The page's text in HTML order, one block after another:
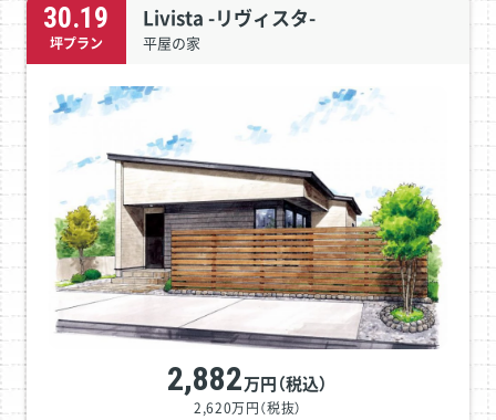
30.19
坪プラン
Livista -リヴィスタ-
平屋の家
2,882万円（税込）
2,620万円（税抜）